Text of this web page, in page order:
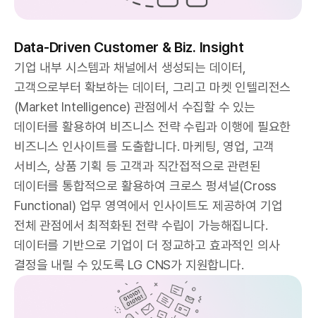
Data-Driven Customer & Biz. Insight
기업 내부 시스템과 채널에서 생성되는 데이터,
고객으로부터 확보하는 데이터, 그리고 마켓 인텔리전스
(Market Intelligence) 관점에서 수집할 수 있는
데이터를 활용하여 비즈니스 전략 수립과 이행에 필요한
비즈니스 인사이트를 도출합니다. 마케팅, 영업, 고객
서비스, 상품 기획 등 고객과 직간접적으로 관련된
데이터를 통합적으로 활용하여 크로스 펑셔널(Cross
Functional) 업무 영역에서 인사이트도 제공하여 기업
전체 관점에서 최적화된 전략 수립이 가능해집니다.
데이터를 기반으로 기업이 더 정교하고 효과적인 의사
결정을 내릴 수 있도록 LG CNS가 지원합니다.